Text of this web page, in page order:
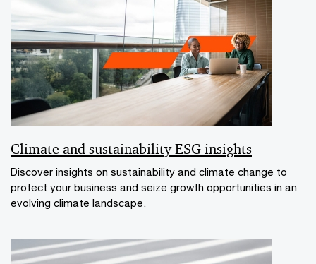
Climate and sustainability ESG insights
Discover insights on sustainability and climate change to
protect your business and seize growth opportunities in an
evolving climate landscape.